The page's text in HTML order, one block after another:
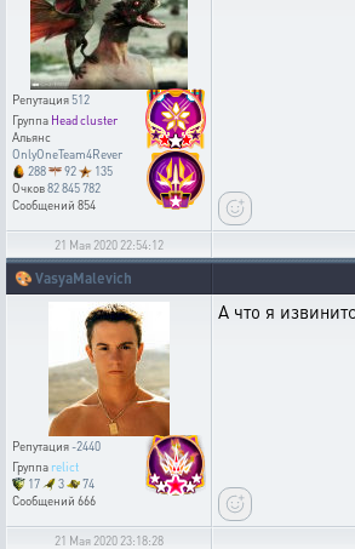
Репутация 512
Группа Head cluster
Альянс
OnlyOneTeam4Rever
288
92
135
Очков82 845 782
Сообщений 854
21 Мая 2020 22:54:12
🎨 VasyaMalevich
Репутация-2440
Группа relict
17
3
74
Сообщений 666
А что я
21 Мая 2020 23:18:28